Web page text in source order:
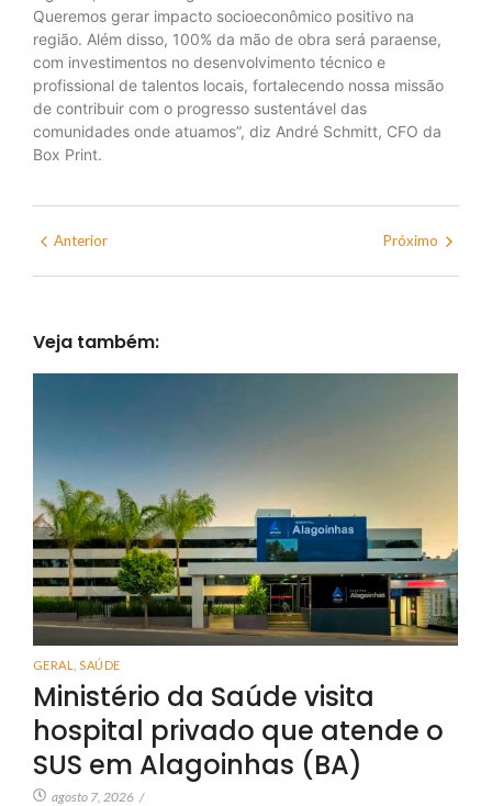
Queremos gerar impacto socioeconômico positivo na
região. Além disso, 100% da mão de obra será paraense,
com investimentos no desenvolvimento técnico e
profissional de talentos locais, fortalecendo nossa missão
de contribuir com o progresso sustentável das
comunidades onde atuamos”, diz André Schmitt, CFO da
Box Print.
Anterior Próximo
Veja também:
GERAL SAÚDE
Ministério da Saúde visita
hospital privado que atende o
SUS em Alagoinhas (BA)
agosto 7, 2026 /